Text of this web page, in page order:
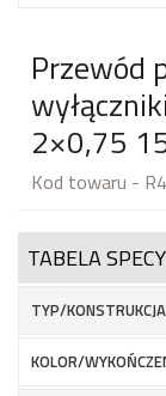
Przewód
2×0,75
Kod towaru -
TABELA
TYP/KONSTRUKCJA
KOLOR/